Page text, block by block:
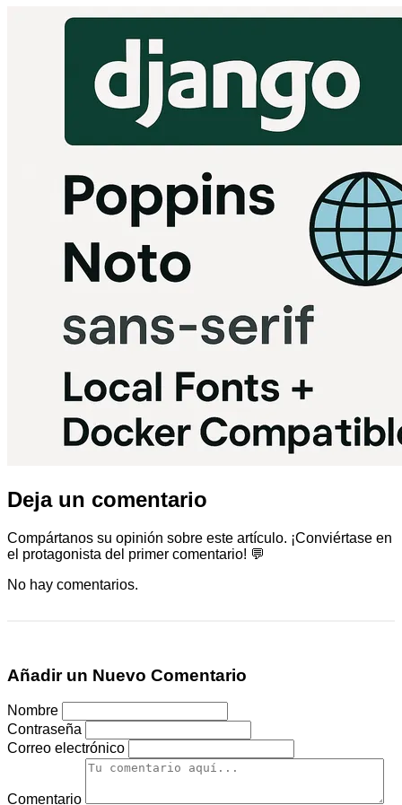
Deja un comentario
Compártanos su opinión sobre este artículo. ¡Conviértase en
el protagonista del primer comentario! 💬
No hay comentarios.
Añadir un Nuevo Comentario
Nombre
Contraseña
Correo electrónico
Comentario